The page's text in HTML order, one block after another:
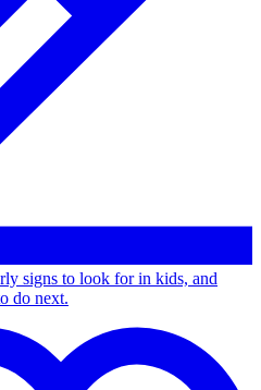
signs to look for in kids, and
do next.